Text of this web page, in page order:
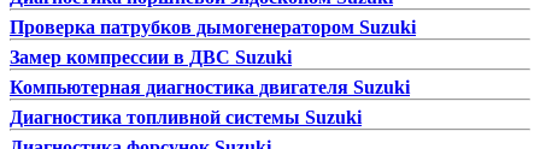
Проверка патрубков дымогенератором Suzuki
Замер компрессии в ДВС Suzuki
Компьютерная диагностика двигателя Suzuki
Диагностика топливной системы Suzuki